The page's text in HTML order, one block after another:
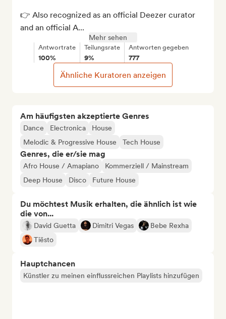
Am häufigsten akzeptierte Genres
Dance Electronica
House
Melodic & Progressive House
Tech House
Genres, die er/sie mag
Afro House / Amapiano
Kommerziell / Mainstream
Deep House
Disco Future House
Du möchtest Musik erhalten, die ähnlich ist wie
die von...
David Guetta Dimitri Vegas
Bebe Rexha
Tiësto
Hauptchancen
Künstler zu meinen einflussreichen Playlists hinzufügen
👉 Also recognized as an official Deezer curator
and an official A...
Mehr sehen
Antwortrate
100%
Teilungsrate
9%
Antworten gegeben
777
Ähnliche Kuratoren anzeigen